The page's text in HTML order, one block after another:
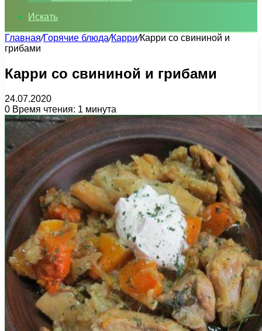
Искать
Главная/Горячие блюда/Карри/Карри со свининой и
грибами
Карри со свининой и грибами
24.07.2020
0 Время чтения: 1 минута